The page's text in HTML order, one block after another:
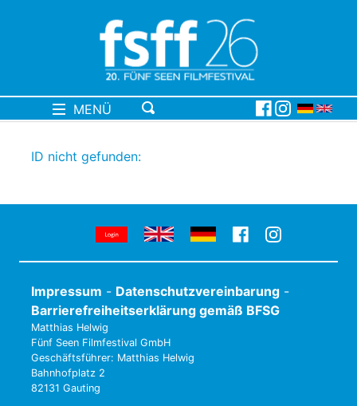
MENÜ
ID nicht gefunden:
Impressum - Datenschutzvereinbarung -
Barrierefreiheitserklärung gemäß BFSG
Matthias Helwig
Fünf Seen Filmfestival GmbH
Geschäftsführer: Matthias Helwig
Bahnhofplatz 2
82131 Gauting